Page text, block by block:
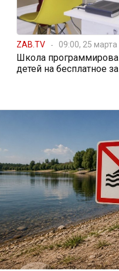
ZAB.TV 09:00, 25 марта
Школа
детей на бесплатное